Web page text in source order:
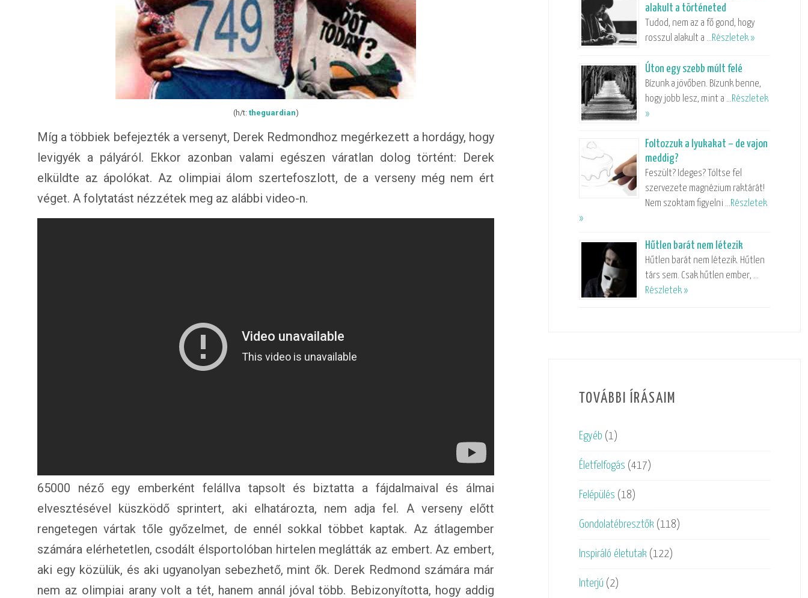
(h/t: theguardian)
Míg a többiek befejezték a versenyt, Derek Redmondhoz megérkezett a hordágy, hogy
levigyék a pályáról. Ekkor azonban valami egészen váratlan dolog történt: Derek
elküldte az ápolókat. Az olimpiai álom szertefoszlott, de a verseny még nem ért
véget. A folytatást nézzétek meg az alábbi video-n.
65000 néző egy emberként felállva tapsolt és biztatta a fájdalmaival és álmai
elvesztésével küszködő sprintert, aki elhatározta, nem adja fel. A verseny előtt
rengetegen vártak tőle győzelmet, de ennél sokkal többet kaptak. Az átlagember
számára elérhetetlen, csodált élsportolóban hirtelen meglátták az embert. Az embert,
aki egy közülük, és aki ugyanolyan sebezhető, mint ők. Derek Redmond számára már
nem az olimpiai arany volt a tét, hanem annál jóval több. Bebizonyította, hogy addig
alakult a történeted
Tudod, nem az a fő gond, hogy
rosszul alakult a …Részletek »
Úton egy szebb múlt felé
Bízunk a jövőben. Bízunk benne,
hogy jobb lesz, mint a …Részletek
»
Foltozzuk a lyukakat – de vajon
meddig?
Feszült? Ideges? Töltse fel
szervezete magnézium raktárát!
Nem szoktam figyelni …Részletek
»
Hűtlen barát nem létezik
Hűtlen barát nem létezik. Hűtlen
társ sem. Csak hűtlen ember, …
Részletek »
TOVÁBBI ÍRÁSAIM
Egyéb (1)
Életfelfogás (417)
Felépülés (18)
Gondolatébresztők (118)
Inspiráló életutak (122)
Interjú (2)